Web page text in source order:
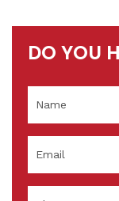
DO YOU